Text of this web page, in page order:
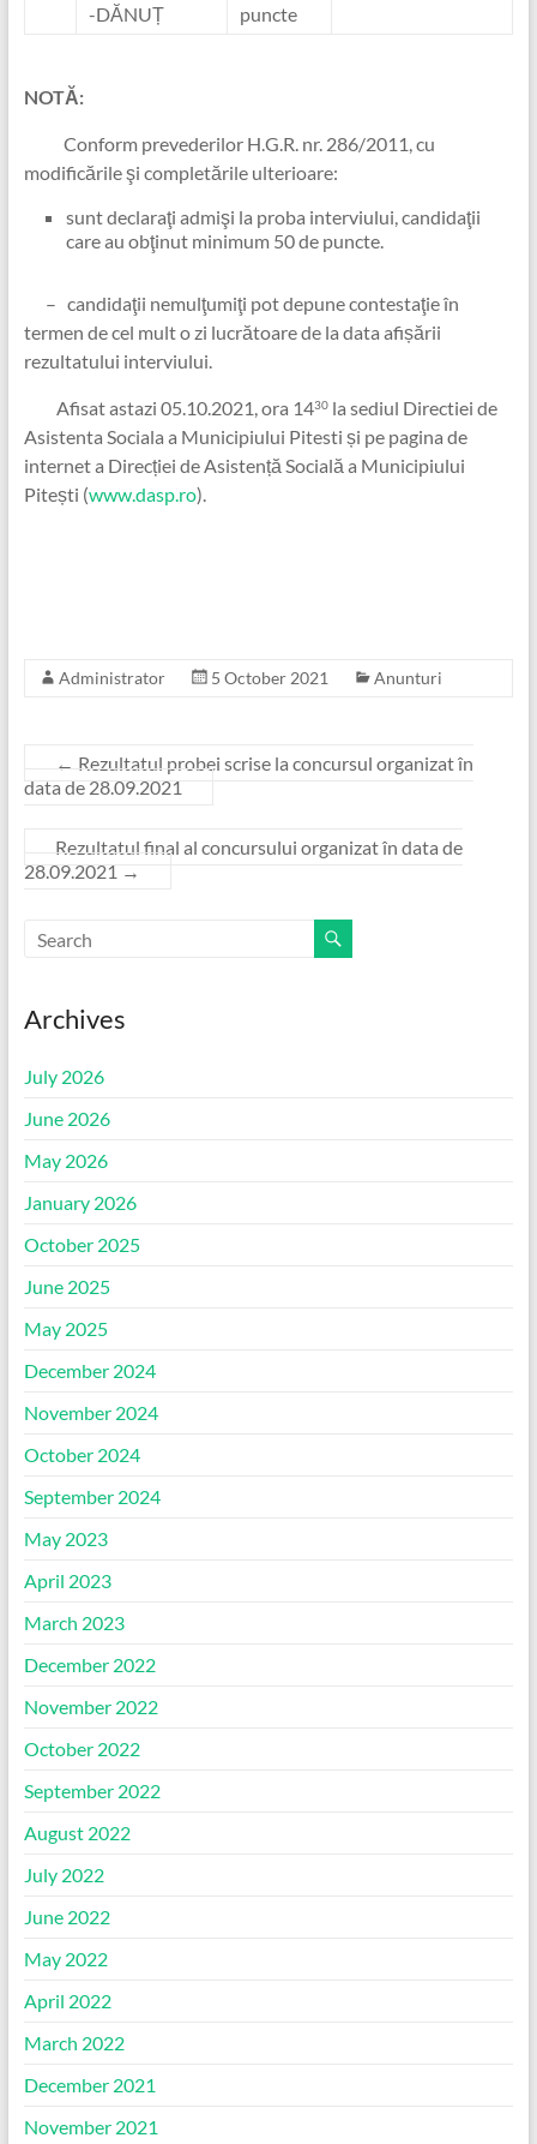
-DĂNUȚ
puncte
NOTĂ:
Conform prevederilor H.G.R. nr. 286/2011, cu
modificările şi completările ulterioare:
sunt declaraţi admişi la proba interviului, candidaţii
care au obţinut minimum 50 de puncte.
– candidaţii nemulţumiţi pot depune contestaţie în
termen de cel mult o zi lucrătoare de la data afișării
rezultatului interviului.
Afisat astazi 05.10.2021, ora 1430la sediul Directiei de
Asistenta Sociala a Municipiului Pitesti și pe pagina de
internet a Direcției de Asistență Socială a Municipiului
Pitești (www.dasp.ro).
Administrator 5 October 2021 Anunturi
← Rezultatul probei scrise la concursul organizat în
data de 28.09.2021
Rezultatul final al concursului organizat în data de
28.09.2021 →
Archives
July 2026
June 2026
May 2026
January 2026
October 2025
June 2025
May 2025
December 2024
November 2024
October 2024
September 2024
May 2023
April 2023
March 2023
December 2022
November 2022
October 2022
September 2022
August 2022
July 2022
June 2022
May 2022
April 2022
March 2022
December 2021
November 2021